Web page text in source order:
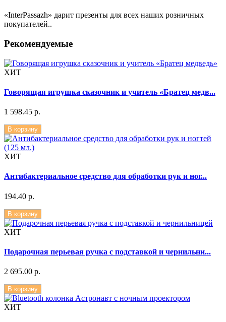
«InterPassazh» дарит презенты для всех наших розничных
покупателей..
Рекомендуемые
ХИТ
Говорящая игрушка сказочник и учитель «Братец медв...
1 598.45 р.
В корзину
ХИТ
Антибактериальное средство для обработки рук и ног...
194.40 р.
В корзину
ХИТ
Подарочная перьевая ручка с подставкой и чернильни...
2 695.00 р.
В корзину
ХИТ